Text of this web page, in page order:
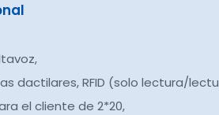
dactilares, RFID (solo lectura/
el cliente de 2*20,